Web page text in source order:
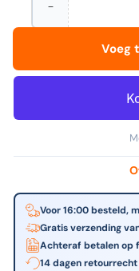
−Aantal
verminderen
201X
tonercartridge
Hoeveelheid
Voeg
Voor 16:00 besteld,
Gratis verzending
Achteraf betalen op
14 dagen